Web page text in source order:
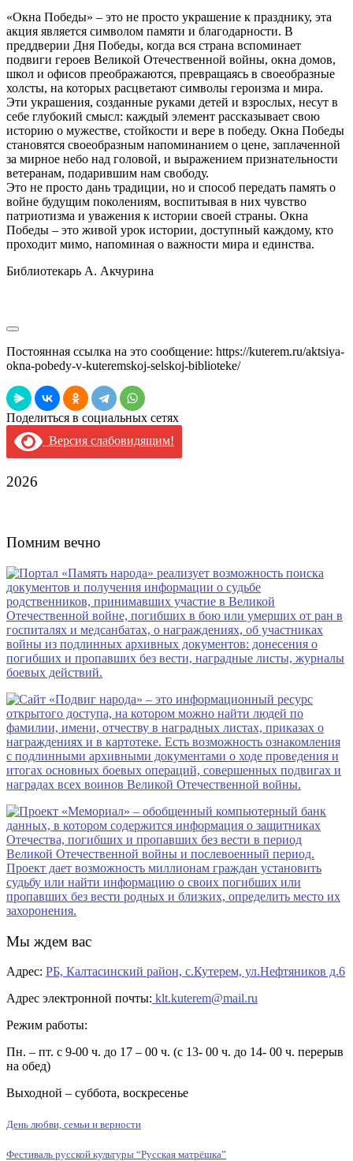
«Окна Победы» – это не просто украшение к празднику, эта
акция является символом памяти и благодарности. В
преддверии Дня Победы, когда вся страна вспоминает
подвиги героев Великой Отечественной войны, окна домов,
школ и офисов преображаются, превращаясь в своеобразные
холсты, на которых расцветают символы героизма и мира.
Эти украшения, созданные руками детей и взрослых, несут в
себе глубокий смысл: каждый элемент рассказывает свою
историю о мужестве, стойкости и вере в победу. Окна Победы
становятся своеобразным напоминанием о цене, заплаченной
за мирное небо над головой, и выражением признательности
ветеранам, подарившим нам свободу.
Это не просто дань традиции, но и способ передать память о
войне будущим поколениям, воспитывая в них чувство
патриотизма и уважения к истории своей страны. Окна
Победы – это живой урок истории, доступный каждому, кто
проходит мимо, напоминая о важности мира и единства.
Библиотекарь А. Акчурина
Постоянная ссылка на это сообщение: https://kuterem.ru/aktsiya-
okna-pobedy-v-kuteremskoj-selskoj-biblioteke/
Поделиться в социальных сетях
Версия слабовидящим!
2026
Помним вечно
Мы ждем вас
Адрес: РБ, Калтасинский район, с.Кутерем, ул.Нефтяников д.6
Адрес электронной почты: klt.kuterem@mail.ru
Режим работы:
Пн. – пт. с 9-00 ч. до 17 – 00 ч. (с 13- 00 ч. до 14- 00 ч. перерыв
на обед)
Выходной – суббота, воскресенье
День любви, семьи и верности
Фестиваль русской культуры “Русская матрёшка”